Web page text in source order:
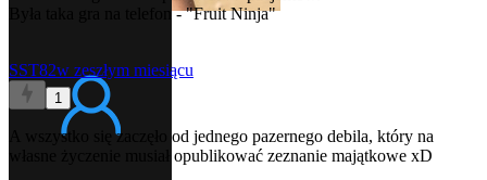
Była taka gra na telefon - "Fruit Ninja"
SST82w zeszłym miesiącu
1
A wszystko się zaczęło od jednego pazernego debila, który na
własne życzenie musiał opublikować zeznanie majątkowe xD